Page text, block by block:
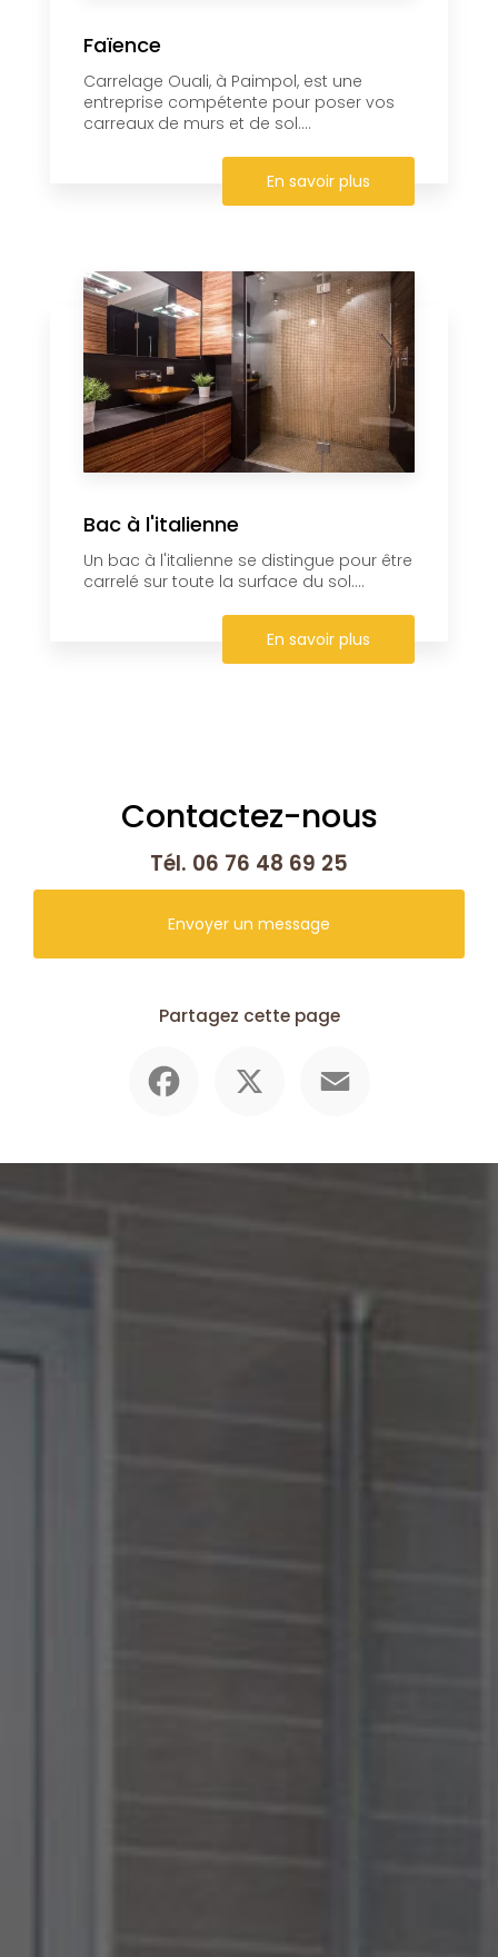
Faïence
Carrelage Ouali, à Paimpol, est une
entreprise compétente pour poser vos
carreaux de murs et de sol....
En savoir plus
Bac à l'italienne
Un bac à l'italienne se distingue pour être
carrelé sur toute la surface du sol....
En savoir plus
Contactez-nous
Tél. 06 76 48 69 25
Envoyer un message
Partagez cette page